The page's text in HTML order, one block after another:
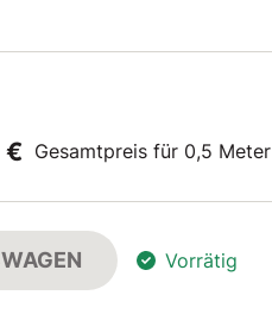
€ Gesamtpreis für 0,5 Meter
Vorrätig